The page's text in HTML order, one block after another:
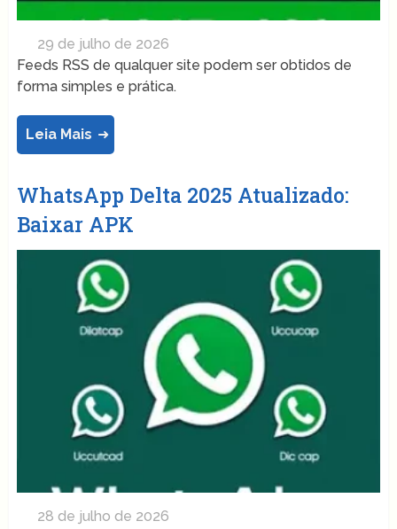
29 de julho de 2026
Feeds RSS de qualquer site podem ser obtidos de
forma simples e prática.
Leia Mais
WhatsApp Delta 2025 Atualizado:
Baixar APK
28 de julho de 2026